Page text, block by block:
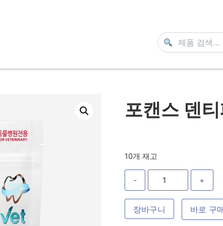
포캔스 덴
10개 재고
- +
장바구니 바로 구